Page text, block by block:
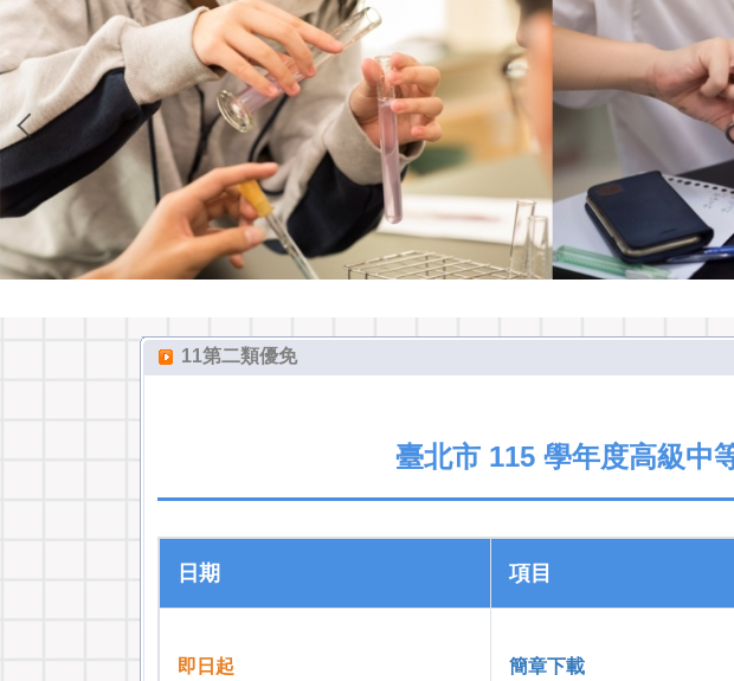
11第二類優免
臺北市 115 學年度高級中
日期 項目
即日起 簡章下載